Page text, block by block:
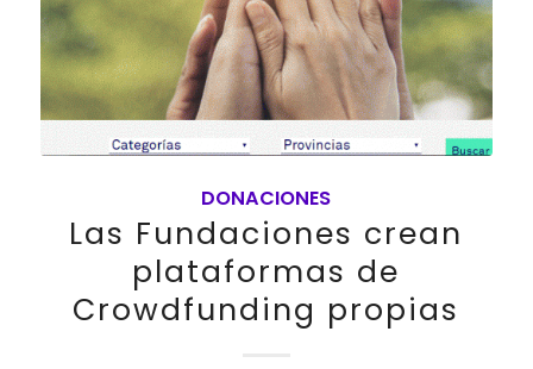
DONACIONES
Las Fundaciones crean
plataformas de
Crowdfunding propias